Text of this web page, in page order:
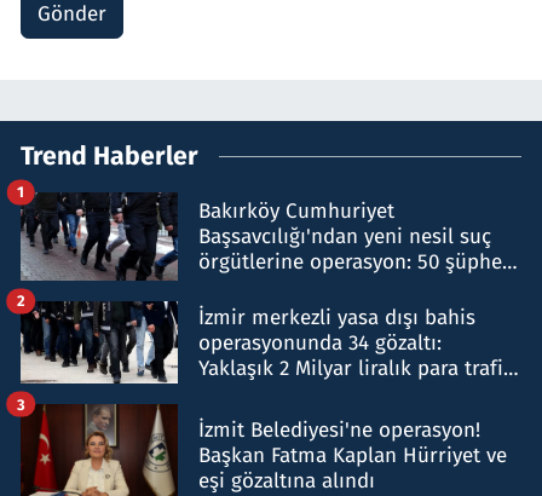
Gönder
Trend Haberler
Bakırköy Cumhuriyet
Başsavcılığı'ndan yeni nesil suç
örgütlerine operasyon: 50 şüpheli
1
İzmir merkezli yasa dışı bahis
operasyonunda 34 gözaltı:
Yaklaşık 2 Milyar liralık para trafiği
2
İzmit Belediyesi'ne operasyon!
Başkan Fatma Kaplan Hürriyet ve
eşi gözaltına alındı
3